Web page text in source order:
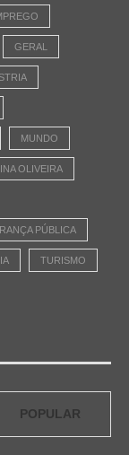
GERAL
MUNDO
OLIVEIRA
PÚBLICA
TURISMO
POPULAR